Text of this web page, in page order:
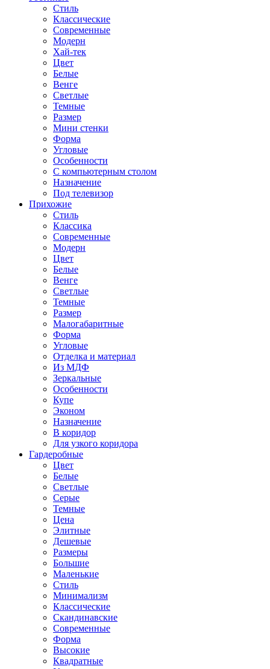
Стиль
Классические
Современные
Модерн
Хай-тек
Цвет
Белые
Венге
Светлые
Темные
Размер
Мини стенки
Форма
Угловые
Особенности
С компьютерным столом
Назначение
Под телевизор
Прихожие
Стиль
Классика
Современные
Модерн
Цвет
Белые
Венге
Светлые
Темные
Размер
Малогабаритные
Форма
Угловые
Отделка и материал
Из МДФ
Зеркальные
Особенности
Купе
Эконом
Назначение
В коридор
Для узкого коридора
Гардеробные
Цвет
Белые
Светлые
Серые
Темные
Цена
Элитные
Дешевые
Размеры
Большие
Маленькие
Стиль
Минимализм
Классические
Скандинавские
Современные
Форма
Высокие
Квадратные